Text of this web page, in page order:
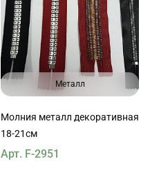
Металл
Молния металл декоративная
18-21см
Арт. F-2951